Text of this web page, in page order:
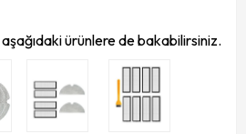
ürünlere de bakabilirsiniz.